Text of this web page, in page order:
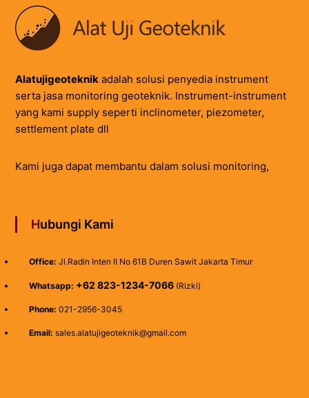
Alatujigeoteknikadalah solusi penyedia instrument
serta jasa monitoring geoteknik. Instrument-instrument
yang kami supply seperti inclinometer, piezometer,
settlement plate dll
Kami juga dapat membantu dalam solusi monitoring,
Hubungi Kami
Office: Jl.Radin Inten II No 61B Duren Sawit Jakarta Timur
Whatsapp: +62 823-1234-7066(Rizki)
Phone: 021-2956-3045
Email: sales.alatujigeoteknik@gmail.com